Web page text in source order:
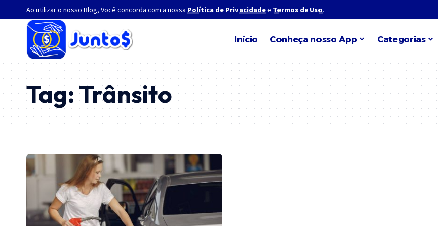
Ao utilizar o nosso Blog, Você concorda com a nossa Política de Privacidadee Termos de Uso.
Início Conheça nosso App Categorias
Tag:Trânsito